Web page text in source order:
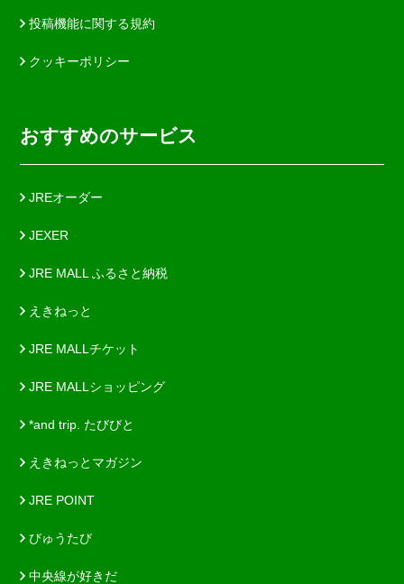
投稿機能に関する規約
クッキーポリシー
おすすめのサービス
JREオーダー
JEXER
JRE MALL ふるさと納税
えきねっと
JRE MALLチケット
JRE MALLショッピング
*and trip. たびびと
えきねっとマガジン
JRE POINT
びゅうたび
中央線が好きだ